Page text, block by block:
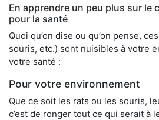
En apprendre un peu plus sur le
pour la santé
Quoi qu’on dise ou qu’on pense,
souris, etc.) sont nuisibles à votre
votre santé :
Pour votre environnement
Que ce soit les rats ou les souris,
c’est de ronger tout ce qui serait à